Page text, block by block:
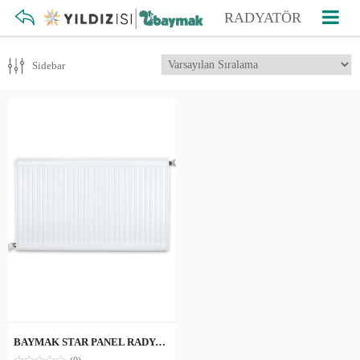
RADYATÖR
Sidebar
BAYMAK STAR PANEL RADYATÖR /metre fiyatı için geçerlidir.